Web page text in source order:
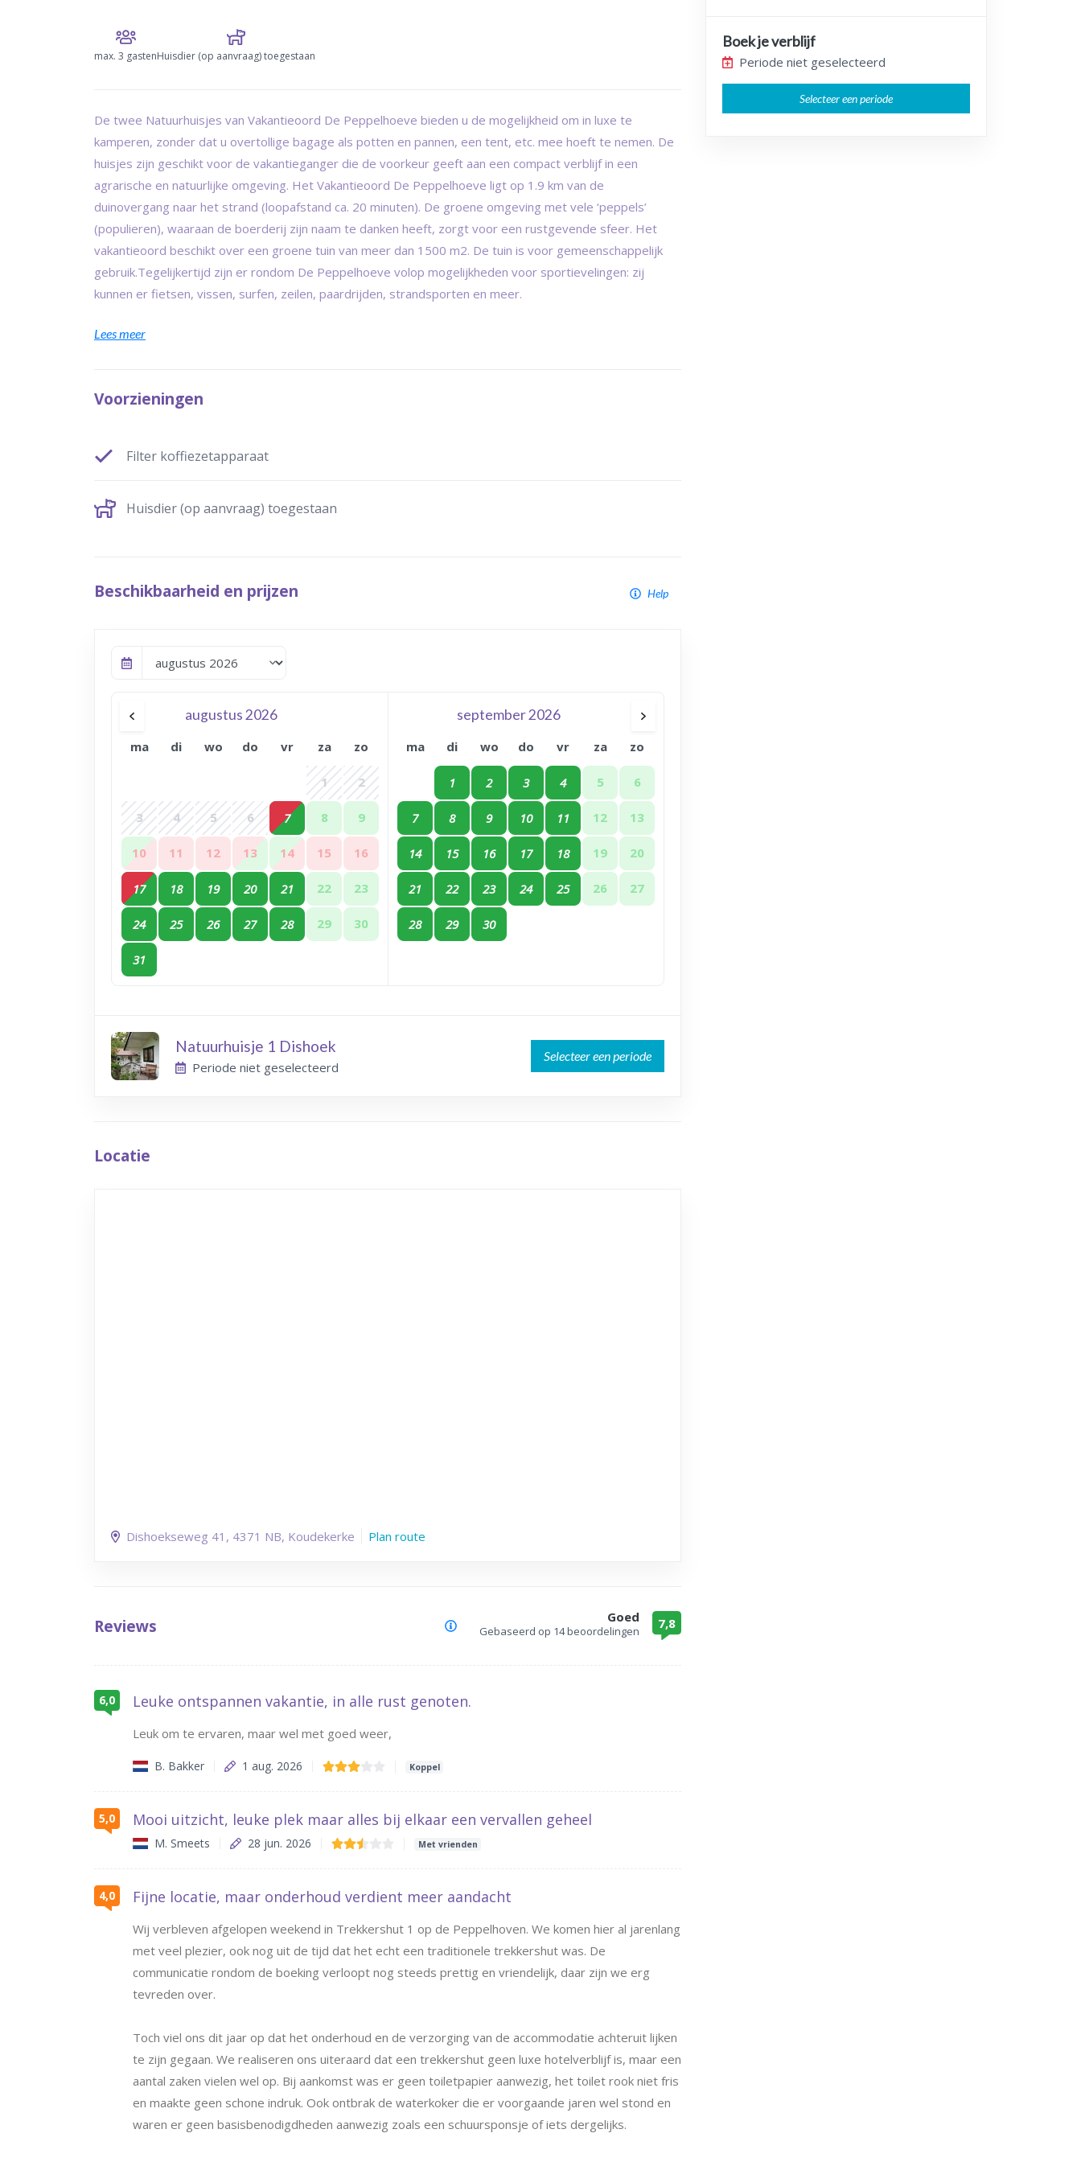
max. 3 gastenHuisdier (op aanvraag) toegestaan
De twee Natuurhuisjes van Vakantieoord De Peppelhoeve bieden u de mogelijkheid om in luxe te
kamperen, zonder dat u overtollige bagage als potten en pannen, een tent, etc. mee hoeft te nemen. De
huisjes zijn geschikt voor de vakantieganger die de voorkeur geeft aan een compact verblijf in een
agrarische en natuurlijke omgeving. Het Vakantieoord De Peppelhoeve ligt op 1.9 km van de
duinovergang naar het strand (loopafstand ca. 20 minuten). De groene omgeving met vele ‘peppels’
(populieren), waaraan de boerderij zijn naam te danken heeft, zorgt voor een rustgevende sfeer. Het
vakantieoord beschikt over een groene tuin van meer dan 1500 m2. De tuin is voor gemeenschappelijk
gebruik.Tegelijkertijd zijn er rondom De Peppelhoeve volop mogelijkheden voor sportievelingen: zij
kunnen er fietsen, vissen, surfen, zeilen, paardrijden, strandsporten en meer.
Lees meer
Voorzieningen
Filter koffiezetapparaat
Huisdier (op aanvraag) toegestaan
Beschikbaarheid en prijzen Help
augustus 2026
ma di wo do vr za zo
1 2
3 4 5 6 7 8 9
10 11 12 13 14 15 16
17 18 19 20 21 22 23
24 25 26 27 28 29 30
31
september 2026
ma di wo do vr za zo
1 2 3 4 5 6
7 8 9 10 11 12 13
14 15 16 17 18 19 20
21 22 23 24 25 26 27
28 29 30
Natuurhuisje 1 Dishoek
Periode niet geselecteerd
Selecteer een periode
Locatie
Dishoekseweg 41 , 4371 NB, Koudekerke Plan route
Reviews Goed
Gebaseerd op 14 beoordelingen
7,8
6,0 Leuke ontspannen vakantie, in alle rust genoten.
Leuk om te ervaren, maar wel met goed weer,
B. Bakker 1 aug. 2026 Koppel
5,0 Mooi uitzicht, leuke plek maar alles bij elkaar een vervallen geheel
M. Smeets 28 jun. 2026 Met vrienden
4,0 Fijne locatie, maar onderhoud verdient meer aandacht
Wij verbleven afgelopen weekend in Trekkershut 1 op de Peppelhoven. We komen hier al jarenlang
met veel plezier, ook nog uit de tijd dat het echt een traditionele trekkershut was. De
communicatie rondom de boeking verloopt nog steeds prettig en vriendelijk, daar zijn we erg
tevreden over.
Toch viel ons dit jaar op dat het onderhoud en de verzorging van de accommodatie achteruit lijken
te zijn gegaan. We realiseren ons uiteraard dat een trekkershut geen luxe hotelverblijf is, maar een
aantal zaken vielen wel op. Bij aankomst was er geen toiletpapier aanwezig, het toilet rook niet fris
en maakte geen schone indruk. Ook ontbrak de waterkoker die er voorgaande jaren wel stond en
waren er geen basisbenodigdheden aanwezig zoals een schuursponsje of iets dergelijks.
Boek je verblijf
Periode niet geselecteerd
Selecteer een periode